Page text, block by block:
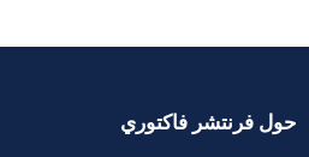
حول فرنتشر فاكتوري